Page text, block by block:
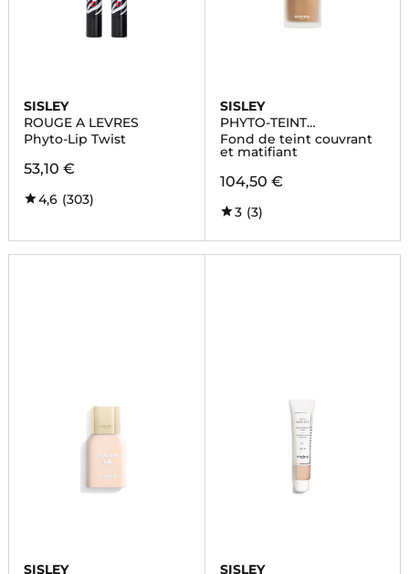
SISLEY
ROUGE A LEVRES
Phyto-Lip Twist
53,10 €
4,6 (303)
SISLEY
PHYTO-TEINT
PERFECTION
Fond de teint couvrant
et matifiant
104,50 €
3 (3)
SISLEY
SISLEY